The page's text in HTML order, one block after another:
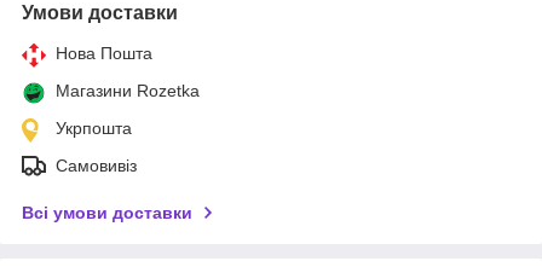
Умови доставки
Нова Пошта
Магазини Rozetka
Укрпошта
Самовивіз
Всі умови доставки